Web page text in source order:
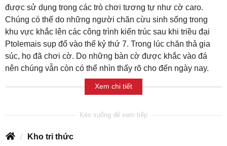
được sử dụng trong các trò chơi tương tự như cờ caro.
Chúng có thể do những người chăn cừu sinh sống trong
khu vực khắc lên các công trình kiến trúc sau khi triều đại
Ptolemais sụp đổ vào thế kỷ thứ 7. Trong lúc chăn thả gia
súc, họ đã chơi cờ. Do những bàn cờ được khắc vào đá
nên chúng vẫn còn có thể nhìn thấy rõ cho đến ngày nay.
Xem chi tiết
Kho tri thức